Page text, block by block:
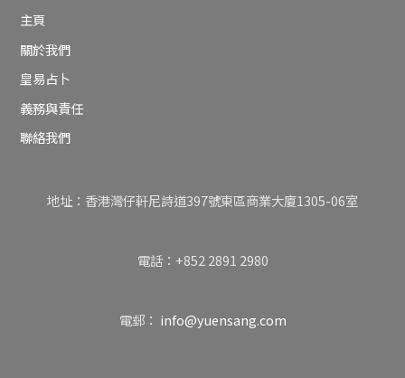
主頁
關於我們
皇易占卜
義務與責任
聯絡我們
地址：香港灣仔軒尼詩道397號東區商業大廈1305-06室
電話：+852 2891 2980
電郵： info@yuensang.com